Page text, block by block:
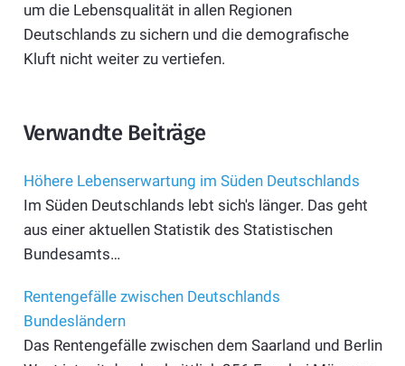
um die Lebensqualität in allen Regionen
Deutschlands zu sichern und die demografische
Kluft nicht weiter zu vertiefen.
Verwandte Beiträge
Höhere Lebenserwartung im Süden Deutschlands
Im Süden Deutschlands lebt sich's länger. Das geht
aus einer aktuellen Statistik des Statistischen
Bundesamts…
Rentengefälle zwischen Deutschlands
Bundesländern
Das Rentengefälle zwischen dem Saarland und Berlin